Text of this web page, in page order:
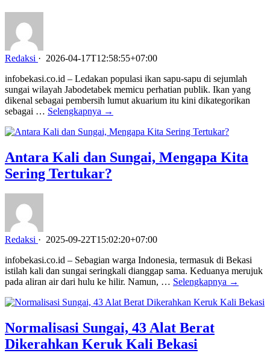
Redaksi · 2026-04-17T12:58:55+07:00
infobekasi.co.id – Ledakan populasi ikan sapu-sapu di sejumlah
sungai wilayah Jabodetabek memicu perhatian publik. Ikan yang
dikenal sebagai pembersih lumut akuarium itu kini dikategorikan
sebagai … Selengkapnya →
Antara Kali dan Sungai, Mengapa Kita
Sering Tertukar?
Redaksi · 2025-09-22T15:02:20+07:00
infobekasi.co.id – Sebagian warga Indonesia, termasuk di Bekasi
istilah kali dan sungai seringkali dianggap sama. Keduanya merujuk
pada aliran air dari hulu ke hilir. Namun, … Selengkapnya →
Normalisasi Sungai, 43 Alat Berat
Dikerahkan Keruk Kali Bekasi